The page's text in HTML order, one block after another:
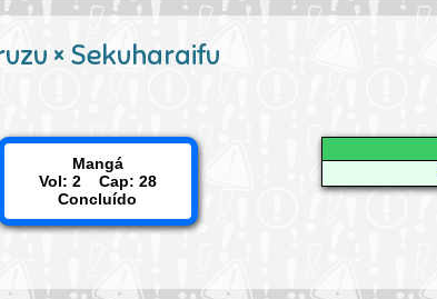
× Sekuharaifu
Mangá
Vol: 2 Cap: 28
Concluído